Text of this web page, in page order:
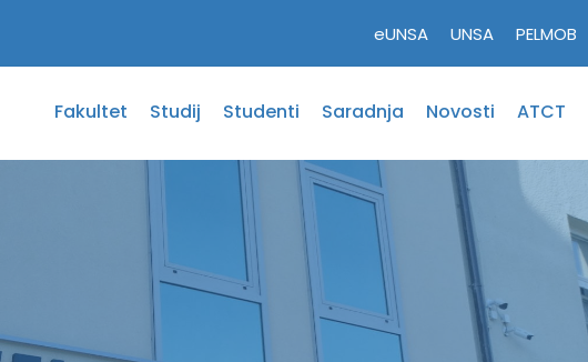
eUNSA UNSA PELMOB
Fakultet Studij Studenti Saradnja Novosti ATCT